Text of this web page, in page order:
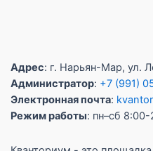
Адрес: г. Нарьян-Мар, ул.
Администратор: +7 (991)
Электронная почта:
Режим работы: пн–сб